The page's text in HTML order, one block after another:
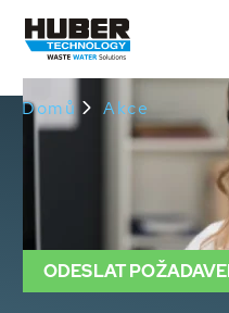
Domů Akce
ODESLAT